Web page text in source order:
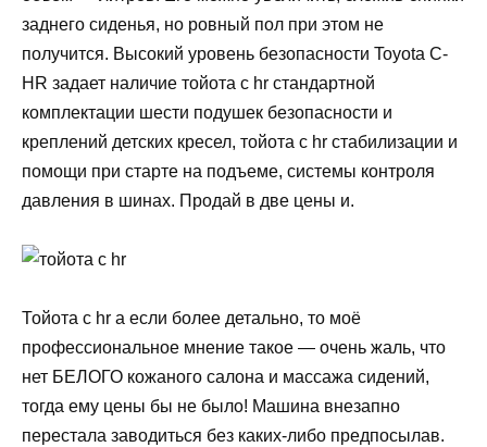
заднего сиденья, но ровный пол при этом не
получится. Высокий уровень безопасности Toyota C-
HR задает наличие тойота с hr стандартной
комплектации шести подушек безопасности и
креплений детских кресел, тойота с hr стабилизации и
помощи при старте на подъеме, системы контроля
давления в шинах. Продай в две цены и.
Тойота с hr а если более детально, то моё
профессиональное мнение такое — очень жаль, что
нет БЕЛОГО кожаного салона и массажа сидений,
тогда ему цены бы не было! Машина внезапно
перестала заводиться без каких-либо предпосылав.